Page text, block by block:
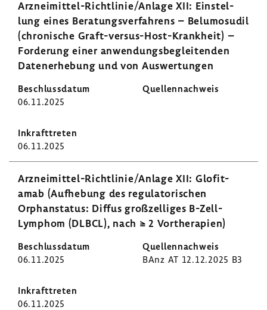
Arzneimittel-​Richtlinie/Anlage XII: Einstel­
lung eines Bera­tungs­ver­fah­rens – Belu­mosudil
(chro­ni­sche Graft-​versus-Host-Krankheit) –
Forde­rung einer anwen­dungs­be­glei­tenden
Daten­er­he­bung und von Auswer­tungen
06.11.2025
06.11.2025
Arzneimittel-​Richtlinie/Anlage XII: Glofit­
amab (Aufhe­bung des regu­la­to­ri­schen
Orphan­status: Diffus groß­zel­liges B-​Zell-
Lymphom (DLBCL), nach ≥ 2 Vorthe­ra­pien)
06.11.2025 BAnz AT 12.12.2025 B3
06.11.2025